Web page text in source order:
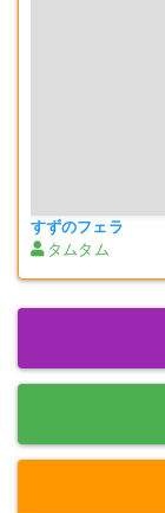
すずのフェラ
タムタム